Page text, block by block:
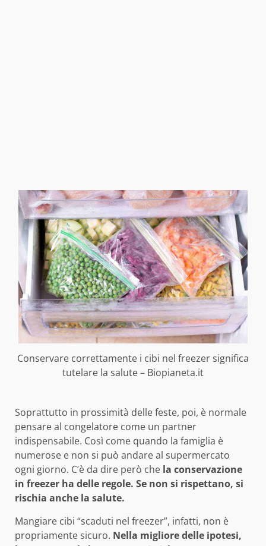
Conservare correttamente i cibi nel freezer significa
tutelare la salute – Biopianeta.it
Soprattutto in prossimità delle feste, poi, è normale
pensare al congelatore come un partner
indispensabile. Così come quando la famiglia è
numerose e non si può andare al supermercato
ogni giorno. C’è da dire però che la conservazione
in freezer ha delle regole. Se non si rispettano, si
rischia anche la salute.
Mangiare cibi “scaduti nel freezer”, infatti, non è
propriamente sicuro. Nella migliore delle ipotesi,